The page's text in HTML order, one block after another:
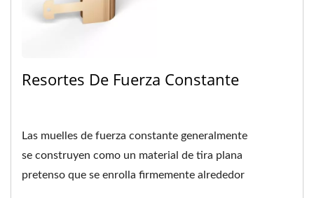
Resortes De Fuerza Constante
Las muelles de fuerza constante generalmente
se construyen como un material de tira plana
pretenso que se enrolla firmemente alrededor